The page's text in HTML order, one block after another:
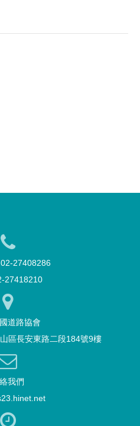
27408286
27418210
道路協會
區長安東路二段184號9樓
我們